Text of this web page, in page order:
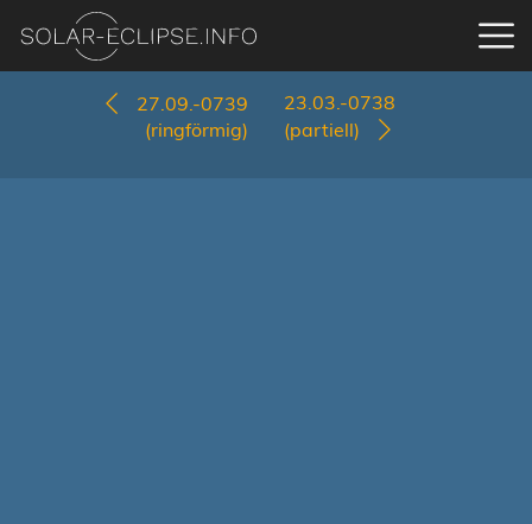
27.09.-0739
(ringförmig)
23.03.-0738
(partiell)